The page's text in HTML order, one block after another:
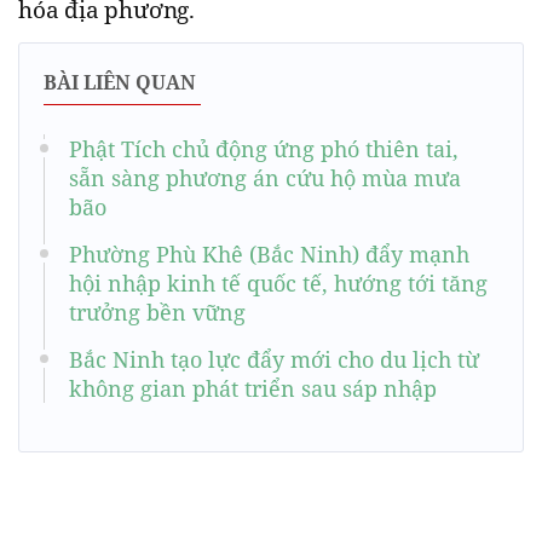
hóa địa phương.
BÀI LIÊN QUAN
Phật Tích chủ động ứng phó thiên tai,
sẵn sàng phương án cứu hộ mùa mưa
bão
Phường Phù Khê (Bắc Ninh) đẩy mạnh
hội nhập kinh tế quốc tế, hướng tới tăng
trưởng bền vững
Bắc Ninh tạo lực đẩy mới cho du lịch từ
không gian phát triển sau sáp nhập